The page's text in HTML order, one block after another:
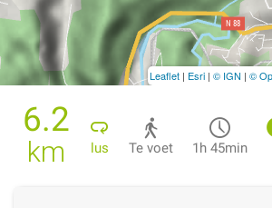
6.2
km lus Te voet 1h 45min
Leaflet | Esri | © IGN | ©